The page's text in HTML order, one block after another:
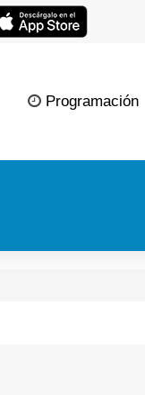
Programación